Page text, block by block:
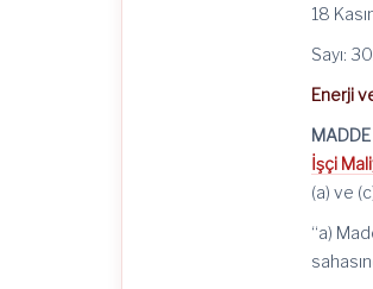
18
Sayı:
Enerji
MADDE
İşçi
(a) ve
“a)